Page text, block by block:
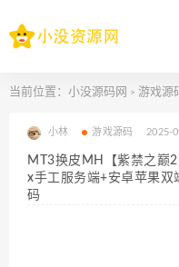
当前位置： 小没源码网 > 游戏源
小林 游戏源码 2025-
MT3换皮MH【紫禁之巅
x手工服务端+安卓苹果双
码